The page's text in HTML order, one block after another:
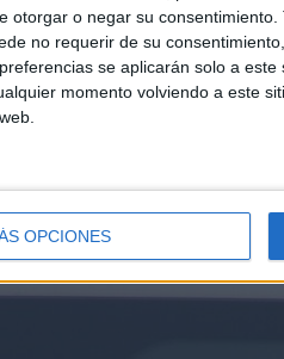
otorgar o negar su consentimiento.
no requerir de su
se aplicarán solo a
momento volviendo a este
OPCIONES
donde la Administración
siempre tiene la última palabra
euros